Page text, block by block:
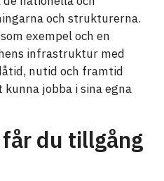
och strukturerna.
exempel och en
infrastruktur med
nutid och framtid
jobba i sina egna
du tillgång